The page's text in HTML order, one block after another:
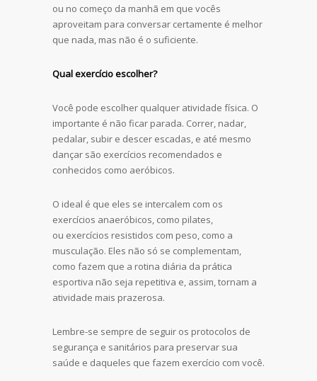
ou no começo da manhã em que vocês
aproveitam para conversar certamente é melhor
que nada, mas não é o suficiente.
Qual exercício escolher?
Você pode escolher qualquer atividade física. O
importante é não ficar parada. Correr, nadar,
pedalar, subir e descer escadas, e até mesmo
dançar são exercícios recomendados e
conhecidos como aeróbicos.
O ideal é que eles se intercalem com os
exercícios anaeróbicos, como pilates,
ou exercícios resistidos com peso, como a
musculação. Eles não só se complementam,
como fazem que a rotina diária da prática
esportiva não seja repetitiva e, assim, tornam a
atividade mais prazerosa.
Lembre-se sempre de seguir os protocolos de
segurança e sanitários para preservar sua
saúde e daqueles que fazem exercício com você.